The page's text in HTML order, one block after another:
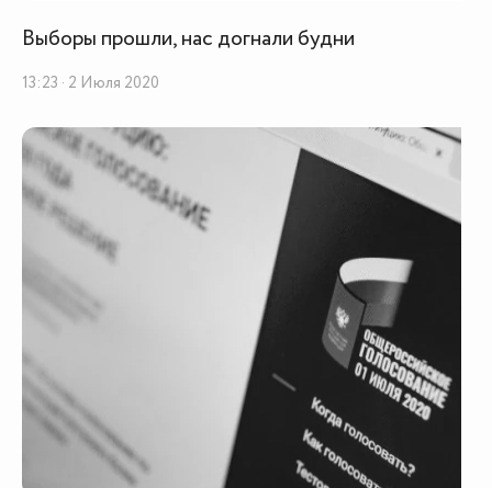
Выборы прошли, нас догнали будни
13:23 · 2 Июля 2020